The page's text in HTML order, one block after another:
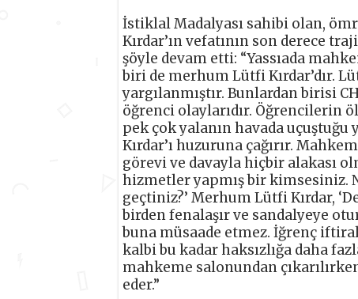
İstiklal Madalyası sahibi olan,
Kırdar’ın vefatının son derece
şöyle devam etti: “Yassıada
biri de merhum Lütfi Kırdar’dır.
yargılanmıştır. Bunlardan birisi
öğrenci olaylarıdır. Öğrencilerin
pek çok yalanın havada uçuştuğu
Kırdar’ı huzuruna çağırır.
görevi ve davayla hiçbir alakası
hizmetler yapmış bir kimsesiniz.
geçtiniz?’ Merhum Lütfi Kırdar,
birden fenalaşır ve sandalyeye
buna müsaade etmez. İğrenç
kalbi bu kadar haksızlığa daha
mahkeme salonundan
eder.”